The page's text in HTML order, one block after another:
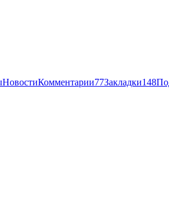
НовостиКомментарии77Закладки148